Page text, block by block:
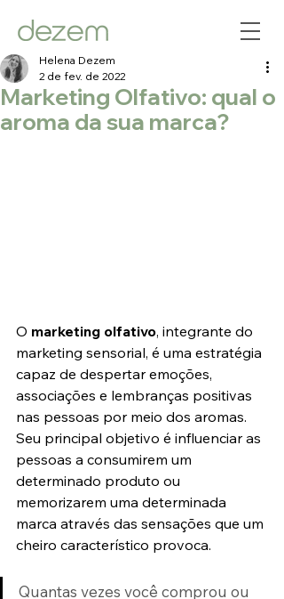
Marketing Olfativo: qual o
aroma da sua marca?
Helena Dezem
2 de fev. de 2022
O marketing olfativo, integrante do
marketing sensorial, é uma estratégia
capaz de despertar emoções,
associações e lembranças positivas
nas pessoas por meio dos aromas.
Seu principal objetivo é influenciar as
pessoas a consumirem um
determinado produto ou
memorizarem uma determinada
marca através das sensações que um
cheiro característico provoca.
Quantas vezes você comprou ou